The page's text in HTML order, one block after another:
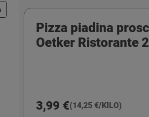
Pizza piadina
Oetker Ristorante
3,99 €(14,25 €/KILO)